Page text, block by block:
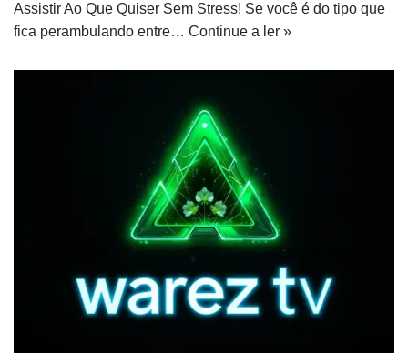
Assistir Ao Que Quiser Sem Stress! Se você é do tipo que
fica perambulando entre… Continue a ler »